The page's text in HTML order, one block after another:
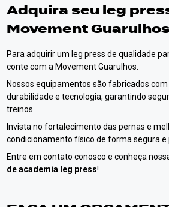
Adquira seu leg
Movement
Para adquirir um leg press de qualidade
conte com a Movement Guarulhos.
Nossos equipamentos são fabricados
durabilidade e tecnologia, garantindo
treinos.
Invista no fortalecimento das pernas e
condicionamento físico de forma segura e
Entre em contato conosco e conheça
de academia leg press!